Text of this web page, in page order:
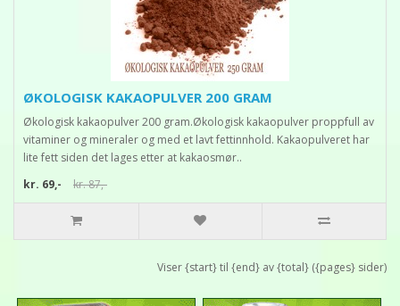
ØKOLOGISK KAKAOPULVER 200 GRAM
Økologisk kakaopulver 200 gram.Økologisk kakaopulver proppfull av
vitaminer og mineraler og med et lavt fettinnhold. Kakaopulveret har
lite fett siden det lages etter at kakaosmør..
kr. 69,-
kr. 87,-
Viser {start} til {end} av {total} ({pages} sider)